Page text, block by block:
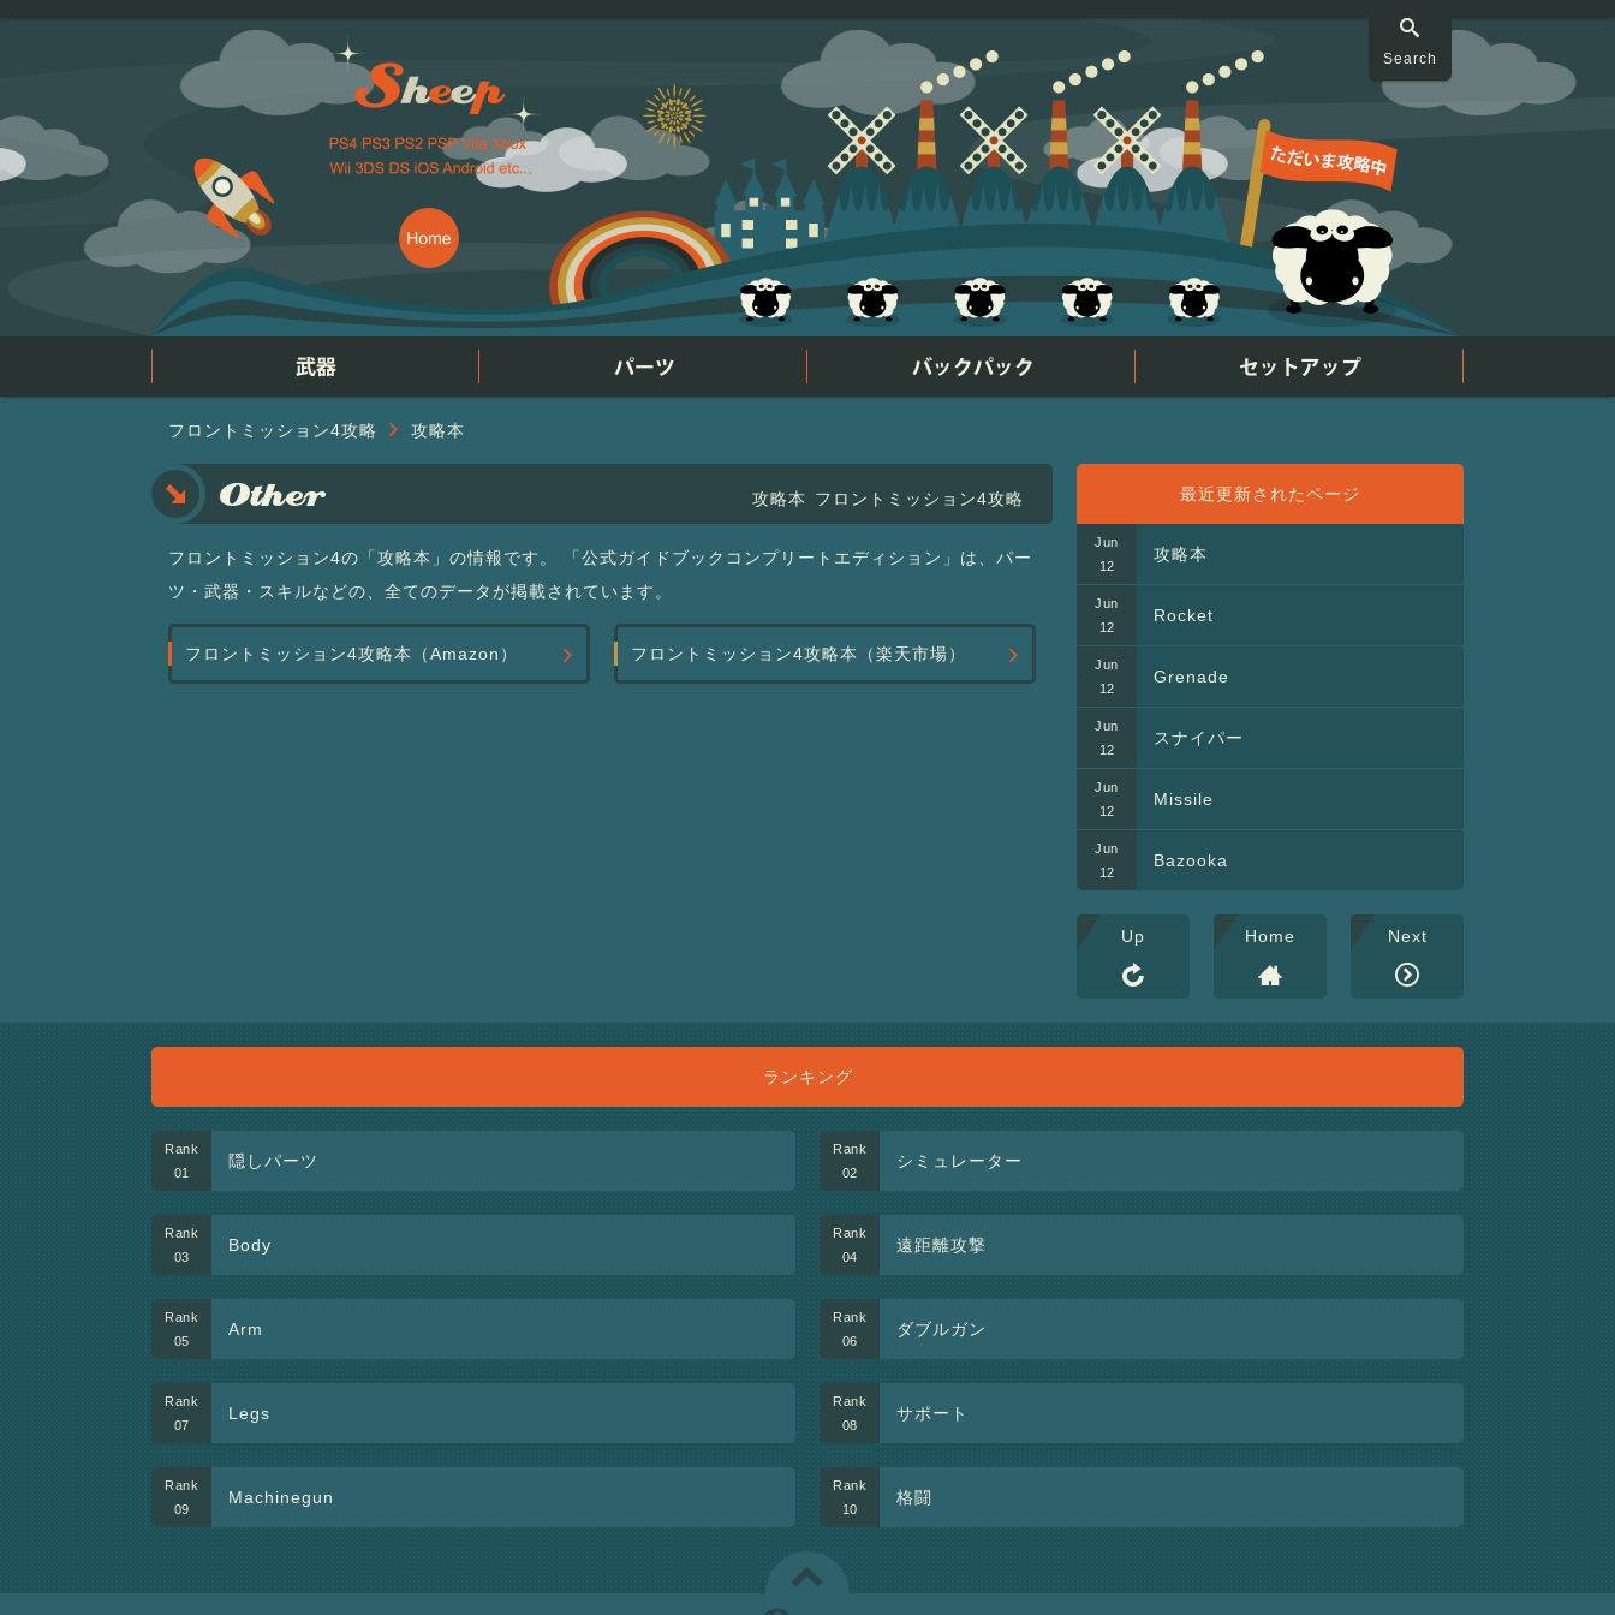
Search
攻略本 フロントミッション4攻略
フロントミッション4攻略 攻略本
フロントミッション4の「攻略本」の情報です。 「公式ガイドブックコンプリートエディション」は、パー
ツ・武器・スキルなどの、全てのデータが掲載されています。
フロントミッション4攻略本（Amazon） フロントミッション4攻略本（楽天市場）
Up Home Next
最近更新されたページ
攻略本
Rocket
Grenade
スナイパー
Missile
Bazooka
ランキング
隠しパーツ シミュレーター
Body 遠距離攻撃
Arm ダブルガン
Legs サポート
Machinegun 格闘
U